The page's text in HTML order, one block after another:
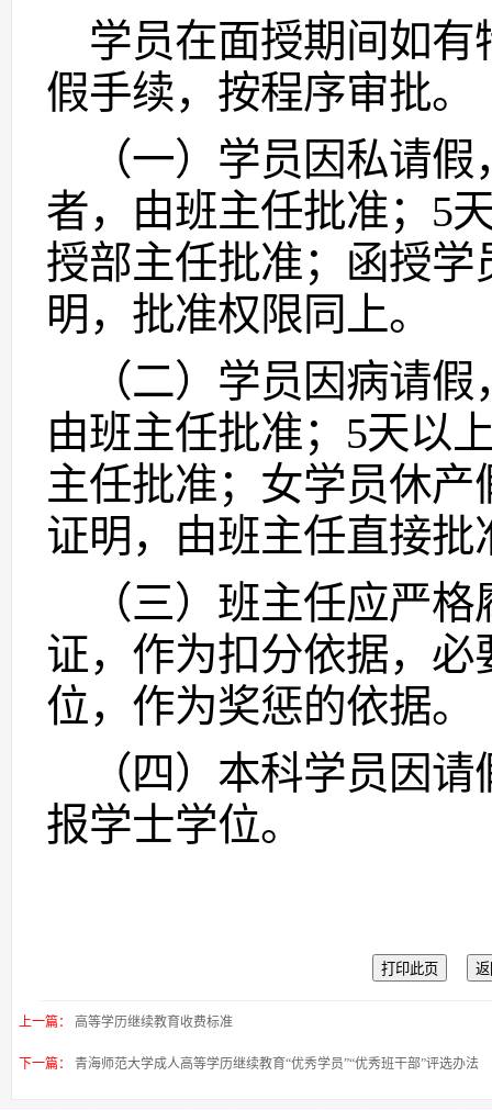
学员在面授期间如
假手续，按程序审批。
（一） 学员因私请假
者，由班主任批准；5
授部主任批准；函授
明，批准权限同上。
（二） 学员因病请假
由班主任批准；5天以
主任批准；女学员休
证明，由班主任直接批
（三） 班主任应严格
证，作为扣分依据，
位，作为奖惩的依据。
（四）本科学员因
报学士学位。
上一篇： 高等学历继续教育收费标准
下一篇： 青海师范大学成人高等学历继续教育“优秀学员”“优秀班干部”评选办法